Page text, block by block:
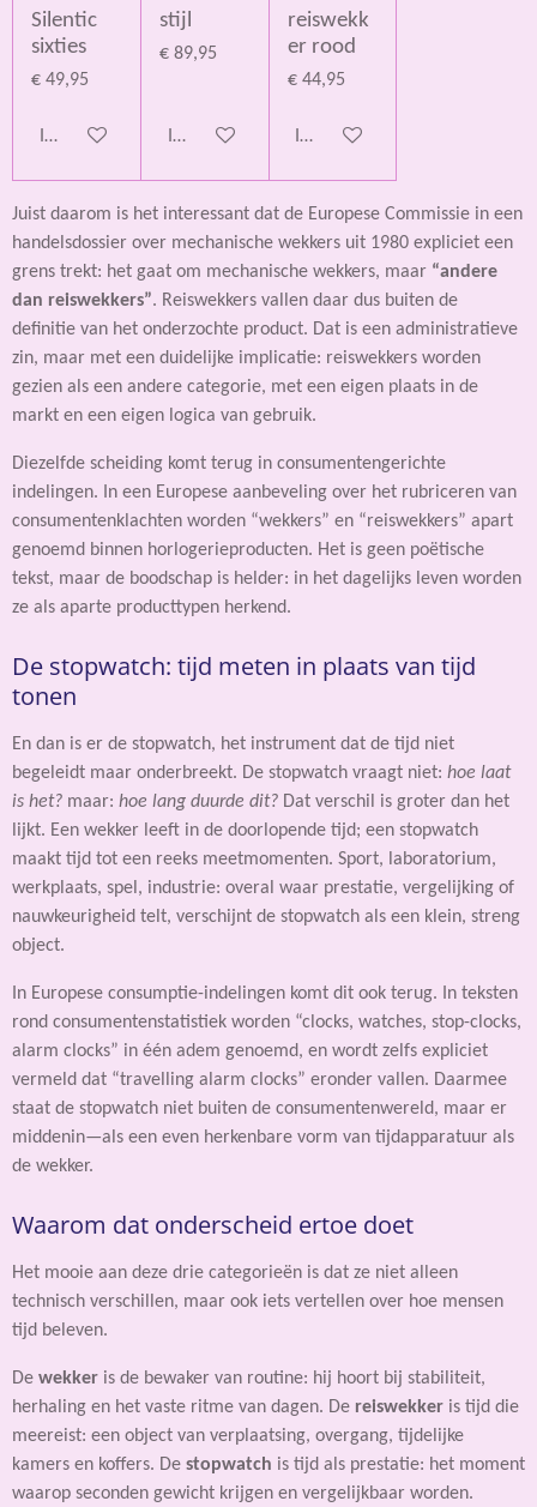
Silentic
sixties
€ 49,95
In winkelwagen
stijl
€ 89,95
In winkelwagen
reiswekk
er rood
€ 44,95
In winkelwagen
Juist daarom is het interessant dat de Europese Commissie in een
handelsdossier over mechanische wekkers uit 1980 expliciet een
grens trekt: het gaat om mechanische wekkers, maar “andere
dan reiswekkers”. Reiswekkers vallen daar dus buiten de
definitie van het onderzochte product. Dat is een administratieve
zin, maar met een duidelijke implicatie: reiswekkers worden
gezien als een andere categorie, met een eigen plaats in de
markt en een eigen logica van gebruik.
Diezelfde scheiding komt terug in consumentengerichte
indelingen. In een Europese aanbeveling over het rubriceren van
consumentenklachten worden “wekkers” en “reiswekkers” apart
genoemd binnen horlogerieproducten. Het is geen poëtische
tekst, maar de boodschap is helder: in het dagelijks leven worden
ze als aparte producttypen herkend.
De stopwatch: tijd meten in plaats van tijd
tonen
En dan is er de stopwatch, het instrument dat de tijd niet
begeleidt maar onderbreekt. De stopwatch vraagt niet: hoe laat
is het? maar: hoe lang duurde dit? Dat verschil is groter dan het
lijkt. Een wekker leeft in de doorlopende tijd; een stopwatch
maakt tijd tot een reeks meetmomenten. Sport, laboratorium,
werkplaats, spel, industrie: overal waar prestatie, vergelijking of
nauwkeurigheid telt, verschijnt de stopwatch als een klein, streng
object.
In Europese consumptie-indelingen komt dit ook terug. In teksten
rond consumentenstatistiek worden “clocks, watches, stop-clocks,
alarm clocks” in één adem genoemd, en wordt zelfs expliciet
vermeld dat “travelling alarm clocks” eronder vallen. Daarmee
staat de stopwatch niet buiten de consumentenwereld, maar er
middenin—als een even herkenbare vorm van tijdapparatuur als
de wekker.
Waarom dat onderscheid ertoe doet
Het mooie aan deze drie categorieën is dat ze niet alleen
technisch verschillen, maar ook iets vertellen over hoe mensen
tijd beleven.
De wekker is de bewaker van routine: hij hoort bij stabiliteit,
herhaling en het vaste ritme van dagen. De reiswekker is tijd die
meereist: een object van verplaatsing, overgang, tijdelijke
kamers en koffers. De stopwatch is tijd als prestatie: het moment
waarop seconden gewicht krijgen en vergelijkbaar worden.